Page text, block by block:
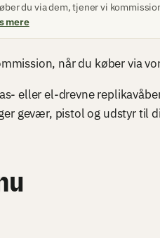
du via dem, tjener vi
mere
når du køber via
eller el-drevne
gevær, pistol og udstyr